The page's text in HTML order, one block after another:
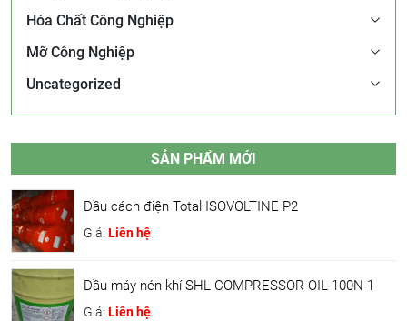
Hóa Chất Công Nghiệp
Mỡ Công Nghiệp
Uncategorized
SẢN PHẨM MỚI
Dầu cách điện Total ISOVOLTINE P2
Giá: Liên hệ
Dầu máy nén khí SHL COMPRESSOR OIL 100N-1
Giá: Liên hệ